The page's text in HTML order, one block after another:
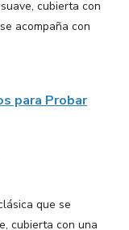
cubierta con
acompaña con
para Probar
que se
cubierta con una